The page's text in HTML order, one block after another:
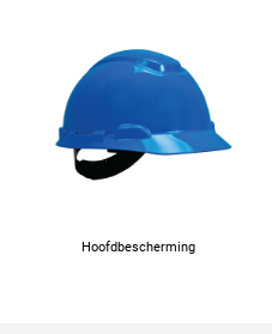
Hoofdbescherming